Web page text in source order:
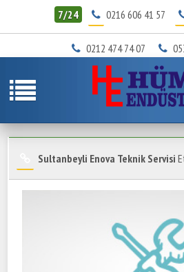
7/24 0216 606 41 57
0212 474 74 07
Sultanbeyli Enova Teknik Servisi